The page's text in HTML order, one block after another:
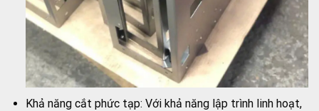
Khả năng cắt phức tạp: Với khả năng lập trình linh hoạt,